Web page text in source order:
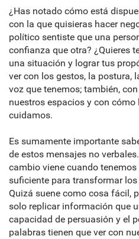
¿Has notado cómo está
con la que quisieras hacer
político sentiste que una
confianza que otra? ¿Quieres
una situación y lograr tus
ver con los gestos, la postura,
voz que tenemos; también,
nuestros espacios y con
cuidamos.
Es sumamente importante
de estos mensajes no
cambio viene cuando
suficiente para transformar
Quizá suene como cosa fácil,
solo replicar información que
capacidad de persuasión y el
palabras tienen que ver con